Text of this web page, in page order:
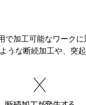
加工可能なワークに
うな断続加工や、突